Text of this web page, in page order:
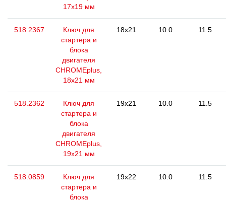
17x19 мм
518.2367
Ключ для
стартера и
блока
двигателя
CHROMEplus,
18x21 мм
18x21 10.0 11.5
518.2362
Ключ для
стартера и
блока
двигателя
CHROMEplus,
19x21 мм
19x21 10.0 11.5
518.0859
Ключ для
стартера и
блока
19x22 10.0 11.5